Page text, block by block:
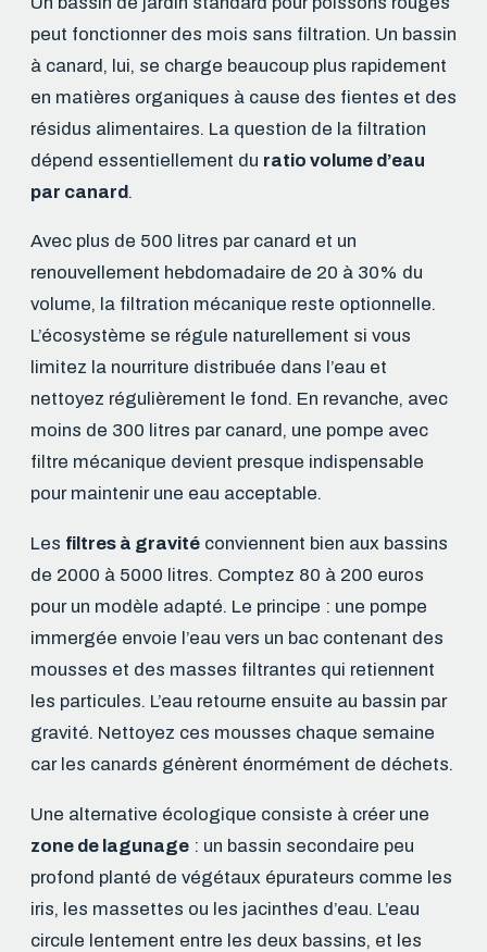
peut fonctionner des mois sans filtration. Un bassin
à canard, lui, se charge beaucoup plus rapidement
en matières organiques à cause des fientes et des
résidus alimentaires. La question de la filtration
dépend essentiellement du ratio volume d’eau
par canard.
Avec plus de 500 litres par canard et un
renouvellement hebdomadaire de 20 à 30% du
volume, la filtration mécanique reste optionnelle.
L’écosystème se régule naturellement si vous
limitez la nourriture distribuée dans l’eau et
nettoyez régulièrement le fond. En revanche, avec
moins de 300 litres par canard, une pompe avec
filtre mécanique devient presque indispensable
pour maintenir une eau acceptable.
Les filtres à gravité conviennent bien aux bassins
de 2000 à 5000 litres. Comptez 80 à 200 euros
pour un modèle adapté. Le principe : une pompe
immergée envoie l’eau vers un bac contenant des
mousses et des masses filtrantes qui retiennent
les particules. L’eau retourne ensuite au bassin par
gravité. Nettoyez ces mousses chaque semaine
car les canards génèrent énormément de déchets.
Une alternative écologique consiste à créer une
zone de lagunage : un bassin secondaire peu
profond planté de végétaux épurateurs comme les
iris, les massettes ou les jacinthes d’eau. L’eau
circule lentement entre les deux bassins, et les